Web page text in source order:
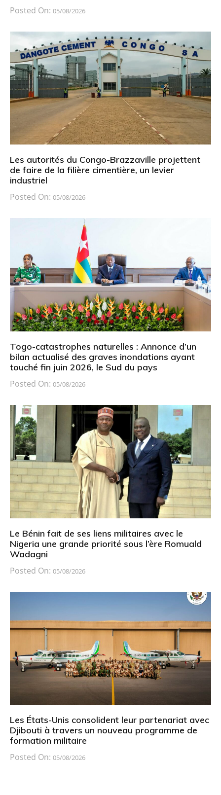
Posted On: 05/08/2026
Les autorités du Congo-Brazzaville projettent
de faire de la filière cimentière, un levier
industriel
Posted On: 05/08/2026
Togo-catastrophes naturelles : Annonce d’un
bilan actualisé des graves inondations ayant
touché fin juin 2026, le Sud du pays
Posted On: 05/08/2026
Le Bénin fait de ses liens militaires avec le
Nigeria une grande priorité sous l’ère Romuald
Wadagni
Posted On: 05/08/2026
Les États-Unis consolident leur partenariat avec
Djibouti à travers un nouveau programme de
formation militaire
Posted On: 05/08/2026